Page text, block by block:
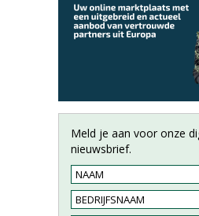
Meld je aan voor onze
nieuwsbrief.